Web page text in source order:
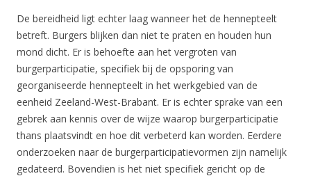
De bereidheid ligt echter laag wanneer het de hennepteelt
betreft. Burgers blijken dan niet te praten en houden hun
mond dicht. Er is behoefte aan het vergroten van
burgerparticipatie, specifiek bij de opsporing van
georganiseerde hennepteelt in het werkgebied van de
eenheid Zeeland-West-Brabant. Er is echter sprake van een
gebrek aan kennis over de wijze waarop burgerparticipatie
thans plaatsvindt en hoe dit verbeterd kan worden. Eerdere
onderzoeken naar de burgerparticipatievormen zijn namelijk
gedateerd. Bovendien is het niet specifiek gericht op de